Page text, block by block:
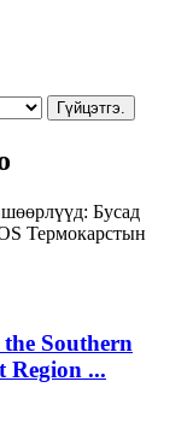
Гүйцэтгэ.
Бусад
Термокарстын
Southern
Region ...